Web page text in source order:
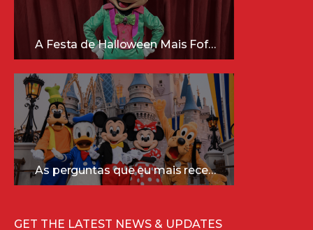
A Festa de Halloween Mais Fofa da Disney Está Chegando!
As perguntas que eu mais recebo sobre a Disney (e as respostas mais sinceras!)
GET THE LATEST NEWS & UPDATES